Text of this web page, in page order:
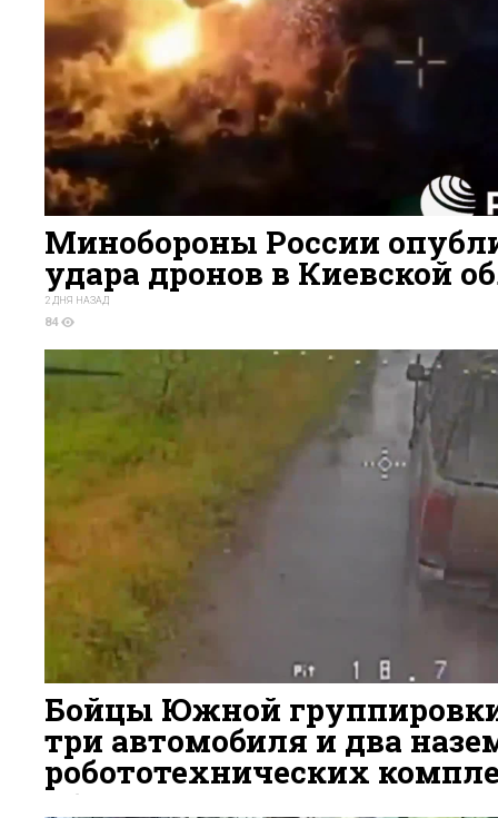
Минобороны России
удара дронов в Киевской
2 ДНЯ НАЗАД
84
Бойцы Южной
три автомобиля и два
робототехнических